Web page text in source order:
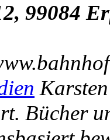
99084
Bücher